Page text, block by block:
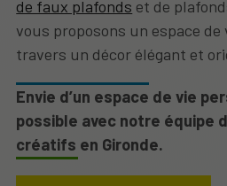
de faux plafonds et de
vous proposons un espace de
travers un décor élégant et
Envie d’un espace de vie
possible avec notre équipe
créatifs en Gironde.